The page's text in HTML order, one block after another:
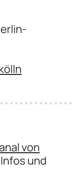
von
und